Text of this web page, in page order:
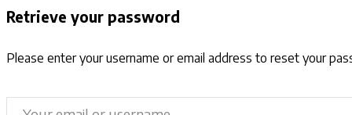
Retrieve your password
Please enter your username or email address to reset your